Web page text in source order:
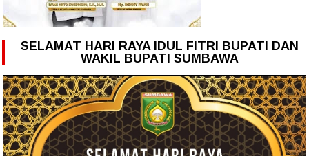
SELAMAT HARI RAYA IDUL FITRI BUPATI DAN
WAKIL BUPATI SUMBAWA